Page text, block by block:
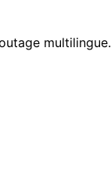
multilingue.